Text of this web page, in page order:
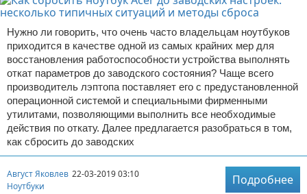
Нужно ли говорить, что очень часто владельцам ноутбуков
приходится в качестве одной из самых крайних мер для
восстановления работоспособности устройства выполнять
откат параметров до заводского состояния? Чаще всего
производитель лэптопа поставляет его с предустановленной
операционной системой и специальными фирменными
утилитами, позволяющими выполнить все необходимые
действия по откату. Далее предлагается разобраться в том,
как сбросить до заводских
Август Яковлев 22-03-2019 03:10
Ноутбуки
Подробнее